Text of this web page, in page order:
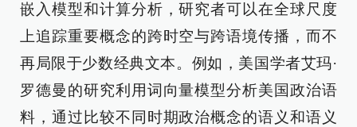
嵌入模型和计算分析，研究者可以在全球尺度
上追踪重要概念的跨时空与跨语境传播，而不
再局限于少数经典文本。例如，美国学者艾玛·
罗德曼的研究利用词向量模型分析美国政治语
料，通过比较不同时期政治概念的语义和语义